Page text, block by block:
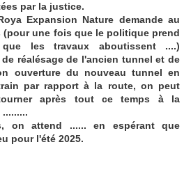
par la justice.
Expansion Nature demande au
(pour une fois que le politique prend
les travaux aboutissent ....)
réalésage de l'ancien tunnel et de
ouverture du nouveau tunnel en
par rapport à la route, on peut
après tout ce temps à la
on attend ...... en espérant que
pour l'été 2025.